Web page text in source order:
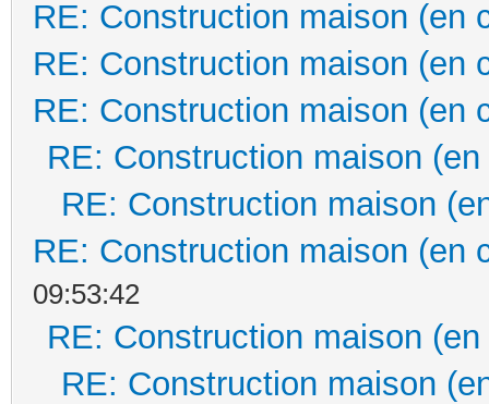
RE: Construction maison (en
RE: Construction maison (en
RE: Construction maison (en
RE: Construction maison
RE: Construction maison
RE: Construction maison (en
09:53:42
RE: Construction maison
RE: Construction maison